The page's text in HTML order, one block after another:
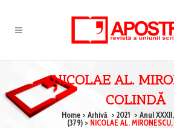
NICOLAE AL.
COLINDĂ
Home> Arhivă > 2021 > Anul
(379) > NICOLAE AL.